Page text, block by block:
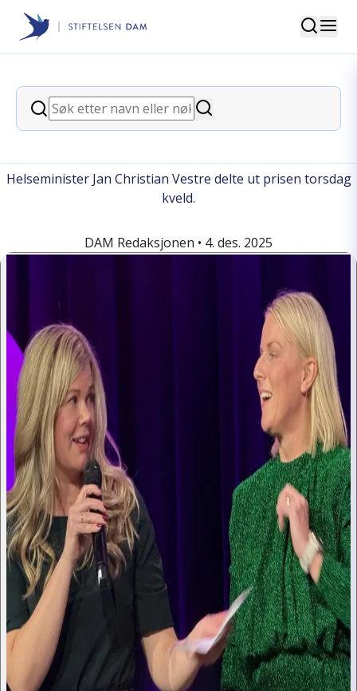
Stiftelsen Dam
Søk
Søk
Søk
back
«Doavisa» vant Helseprisen 2025
Helseminister Jan Christian Vestre delte ut prisen torsdag
kveld.
DAM Redaksjonen • 4. des. 2025